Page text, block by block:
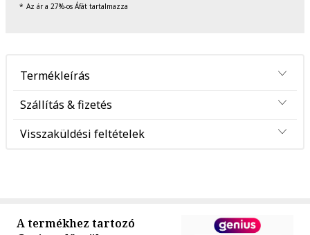
Az ár a 27%-os Áfát tartalmazza
Termékleírás
Szállítás & fizetés
Visszaküldési feltételek
A termékhez tartozó